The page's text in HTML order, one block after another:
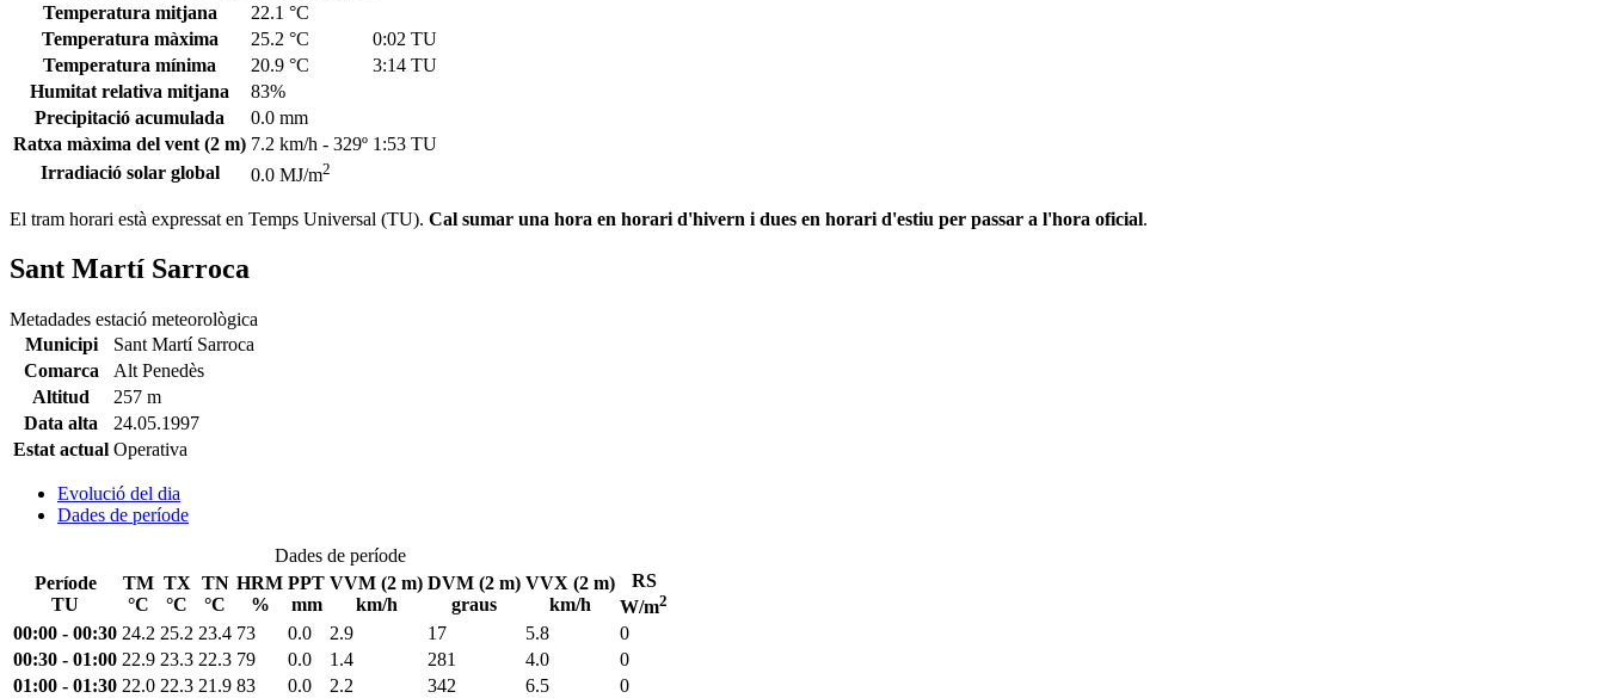
Temperatura mitjana
22.1 °C
Temperatura màxima
25.2 °C
0:02 TU
Temperatura mínima
20.9 °C
3:14 TU
Humitat relativa mitjana
83%
Precipitació acumulada
0.0 mm
Ratxa màxima del vent (2 m) 7.2 km/h - 329º 1:53 TU
Irradiació solar global
0.0 MJ/m2
El tram horari està expressat en Temps Universal (TU). Cal sumar una hora en horari d'hivern i dues en horari d'estiu per passar a l'hora oficial.
Sant Martí Sarroca
Metadades estació meteorològica
Municipi
Sant Martí Sarroca
Comarca
Alt Penedès
Altitud
257 m
Data alta
24.05.1997
Estat actual Operativa
Evolució del dia
Dades de període
Dades de període
Període
TU
TM
°C
TX
°C
TN
°C
HRM
%
PPT
mm
VVM (2 m)
km/h
DVM (2 m)
graus
VVX (2 m)
km/h
RS
W/m2
00:00 - 00:30 24.2 25.2 23.4 73 0.0 2.9 17 5.8
0
00:30 - 01:00 22.9 23.3 22.3 79 0.0 1.4 281 4.0
0
01:00 - 01:30 22.0 22.3 21.9 83 0.0 2.2 342 6.5
0